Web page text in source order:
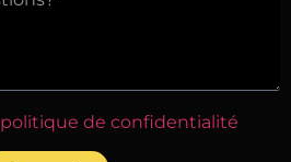
politique de confidentialité